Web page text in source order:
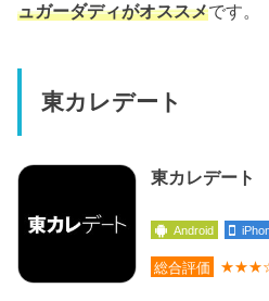
ュガーダディがオススメです。
東カレデート
東カレデート
Android
総合評価